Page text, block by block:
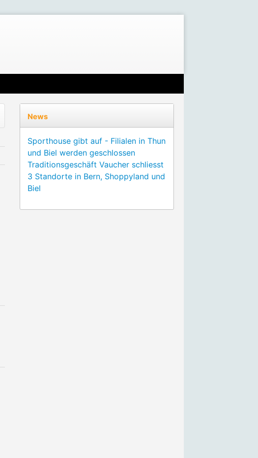
News
Sporthouse gibt auf - Filialen in Thun
und Biel werden geschlossen
Traditionsgeschäft Vaucher schliesst
3 Standorte in Bern, Shoppyland und
Biel